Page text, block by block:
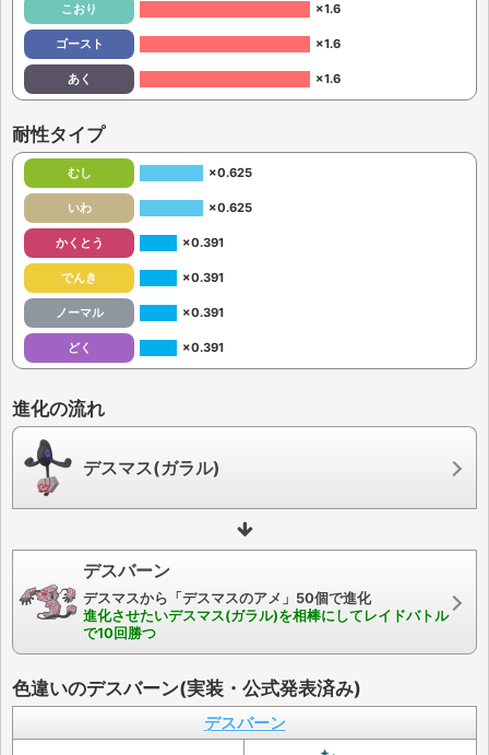
こおり ×1.6
ゴースト ×1.6
あく ×1.6
耐性タイプ
むし ×0.625
いわ ×0.625
かくとう ×0.391
でんき ×0.391
ノーマル ×0.391
どく ×0.391
進化の流れ
デスマス(ガラル)
デスバーン
デスマスから「デスマスのアメ」50個で進化
進化させたいデスマス(ガラル)を相棒にしてレイドバトル
で10回勝つ
色違いのデスバーン(実装・公式発表済み)
デスバーン